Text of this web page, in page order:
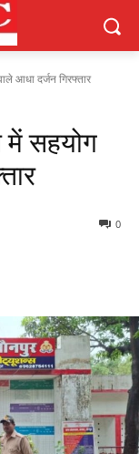
आधा दर्जन गिरफ्तार
में सहयोग
0